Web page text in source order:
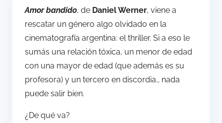
Amor bandido, de Daniel Werner, viene a
rescatar un género algo olvidado en la
cinematografía argentina: el thriller. Si a eso le
sumás una relación tóxica, un menor de edad
con una mayor de edad (que además es su
profesora) y un tercero en discordia… nada
puede salir bien.
¿De qué va?